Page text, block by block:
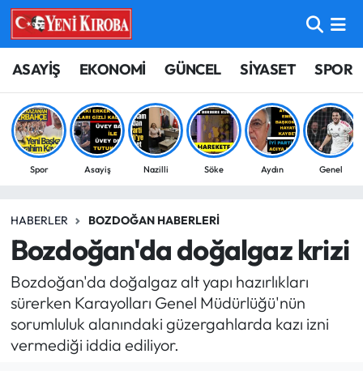
ASAYİŞ EKONOMİ GÜNCEL SİYASET SPOR
Spor Asayiş Nazilli Söke Aydın Genel
HABERLER BOZDOĞAN HABERLERI
Bozdoğan'da doğalgaz krizi
Bozdoğan'da doğalgaz alt yapı hazırlıkları
sürerken Karayolları Genel Müdürlüğü'nün
sorumluluk alanındaki güzergahlarda kazı izni
vermediği iddia ediliyor.
ASAYİŞ
BİLİM-TEKNOLOJİ
ÇEVRE
EĞİTİM
EKONOMİ
GÜNCEL
GÜNDEM
Aydın Nöbetçi Eczaneler
Aydın Hava Durumu
Aydin Namaz Vakitleri
Süper Lig Puan Durumu ve Fikstür
Tüm Manşetler
Son Dakika Haberleri
Haber Arşivi